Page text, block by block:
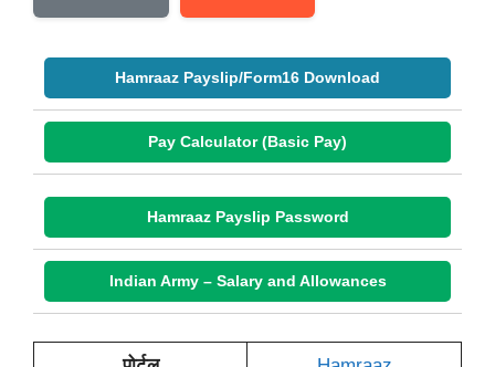
Hamraaz Payslip/Form16 Download
Pay Calculator (Basic Pay)
Hamraaz Payslip Password
Indian Army – Salary and Allowances